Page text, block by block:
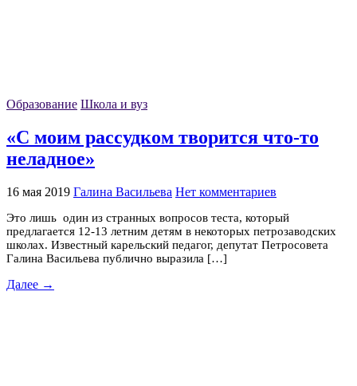
Образование Школа и вуз
«С моим рассудком творится что-то
неладное»
16 мая 2019 Галина Васильева Нет комментариев
Это лишь один из странных вопросов теста, который
предлагается 12-13 летним детям в некоторых петрозаводских
школах. Известный карельский педагог, депутат Петросовета
Галина Васильева публично выразила […]
Далее →